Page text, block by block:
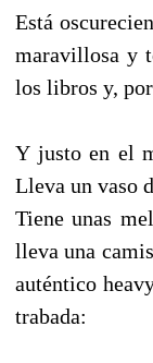
Está
maravillosa y
los libros y,
Y justo en el
Lleva un vaso
Tiene unas
lleva una
auténtico
trabada: